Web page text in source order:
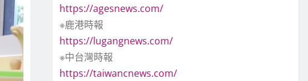
https://agesnews.com/
※鹿港時報
https://lugangnews.com/
※中台灣時報
https://taiwancnews.com/